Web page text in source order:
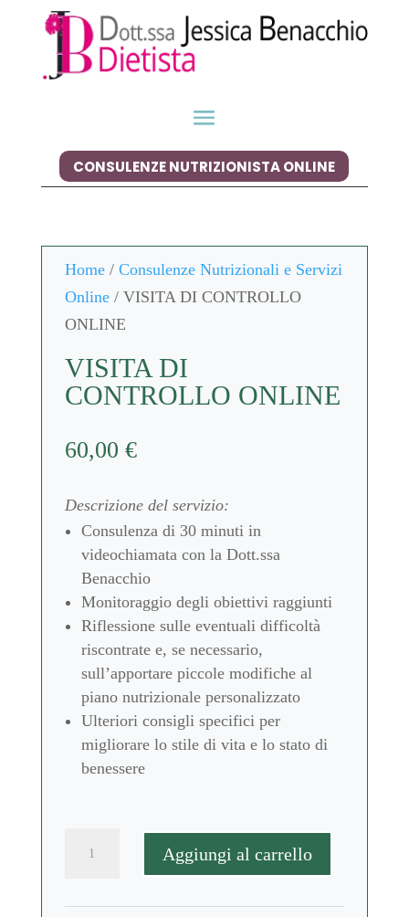
CONSULENZE NUTRIZIONISTA ONLINE
Home/ Consulenze Nutrizionali e Servizi
Online/ VISITA DI CONTROLLO
ONLINE
VISITA DI
CONTROLLO ONLINE
60,00 €
Descrizione del servizio:
Consulenza di 30 minuti in
videochiamata con la Dott.ssa
Benacchio
Monitoraggio degli obiettivi raggiunti
Riflessione sulle eventuali difficoltà
riscontrate e, se necessario,
sull’apportare piccole modifiche al
piano nutrizionale personalizzato
Ulteriori consigli specifici per
migliorare lo stile di vita e lo stato di
benessere
Aggiungi al carrello